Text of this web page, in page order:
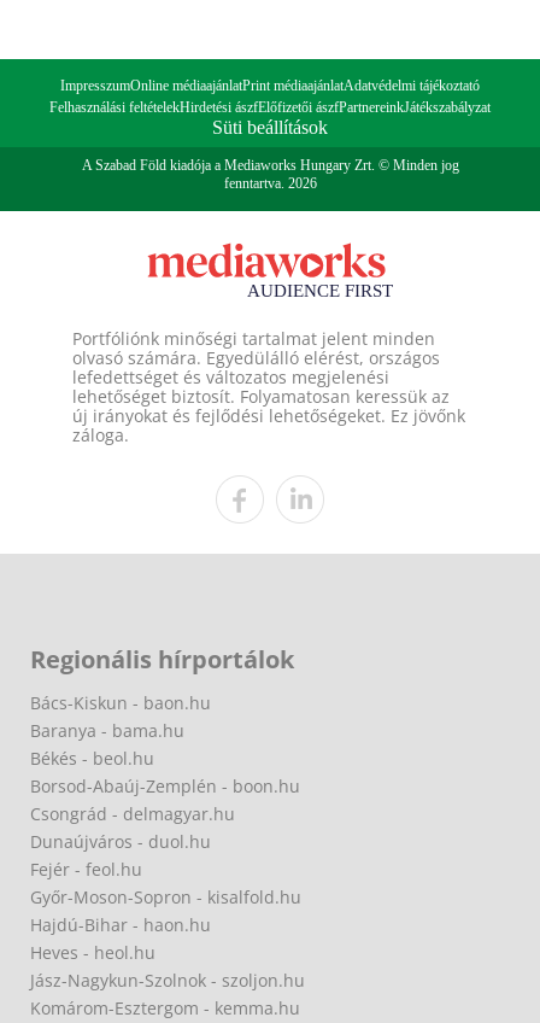
ImpresszumOnline médiaajánlatPrint médiaajánlatAdatvédelmi tájékoztató
Felhasználási feltételekHirdetési ászfElőfizetői ászfPartnereinkJátékszabályzat
Süti beállítások
A Szabad Föld kiadója a Mediaworks Hungary Zrt. © Minden jog
fenntartva. 2026
Portfóliónk minőségi tartalmat jelent minden
olvasó számára. Egyedülálló elérést, országos
lefedettséget és változatos megjelenési
lehetőséget biztosít. Folyamatosan keressük az
új irányokat és fejlődési lehetőségeket. Ez jövőnk
záloga.
Regionális hírportálok
Bács-Kiskun - baon.hu
Baranya - bama.hu
Békés - beol.hu
Borsod-Abaúj-Zemplén - boon.hu
Csongrád - delmagyar.hu
Dunaújváros - duol.hu
Fejér - feol.hu
Győr-Moson-Sopron - kisalfold.hu
Hajdú-Bihar - haon.hu
Heves - heol.hu
Jász-Nagykun-Szolnok - szoljon.hu
Komárom-Esztergom - kemma.hu